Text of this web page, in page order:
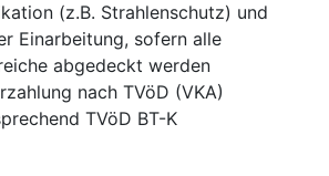
(z.B. Strahlenschutz) und
Einarbeitung, sofern alle
abgedeckt werden
nach TVöD (VKA)
TVöD BT-K